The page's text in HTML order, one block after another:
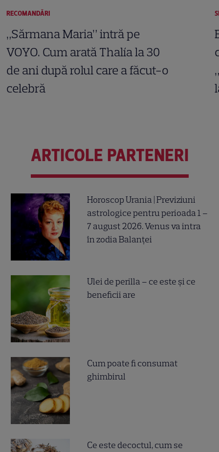
RECOMANDĂRI
„Sărmana Maria” intră pe
VOYO. Cum arată Thalía la 30
de ani după rolul care a făcut-o
celebră
ARTICOLE PARTENERI
Horoscop Urania | Previziuni
astrologice pentru perioada 1 –
7 august 2026. Venus va intra
în zodia Balanței
Ulei de perilla – ce este și ce
beneficii are
Cum poate fi consumat
ghimbirul
Ce este decoctul, cum se